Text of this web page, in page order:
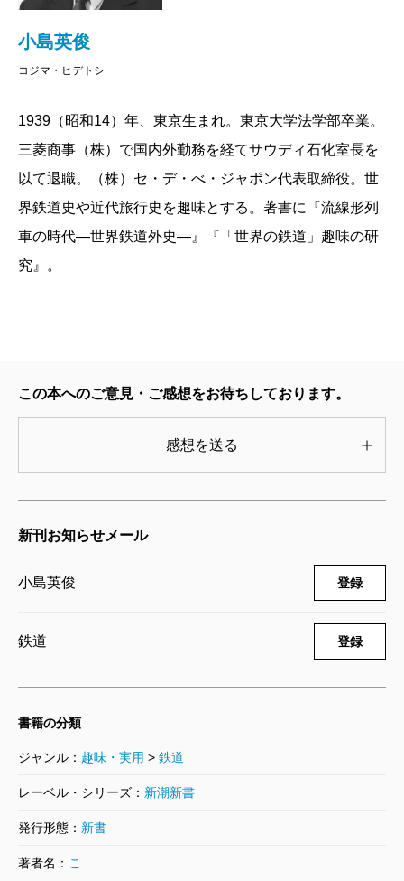
ら彼女らに、その車窓風景は一体どのように映っ
たのでしょうか……。
小島英俊
コジマ・ヒデトシ
1939（昭和14）年、東京生まれ。東京大学法学部卒業。
三菱商事（株）で国内外勤務を経てサウディ石化室長を
以て退職。（株）セ・デ・べ・ジャポン代表取締役。世
界鉄道史や近代旅行史を趣味とする。著書に『流線形列
車の時代―世界鉄道外史―』『「世界の鉄道」趣味の研
究』。
この本へのご意見・ご感想をお待ちしております。
感想を送る
新刊お知らせメール
小島英俊 登録
鉄道 登録
書籍の分類
ジャンル： 趣味・実用 > 鉄道
レーベル・シリーズ： 新潮新書
発行形態： 新書
著者名： こ